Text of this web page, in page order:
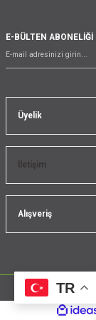
Üyelik
İletişim
Alışveriş
TR
E-BÜLTEN ABONELİĞİ
çember